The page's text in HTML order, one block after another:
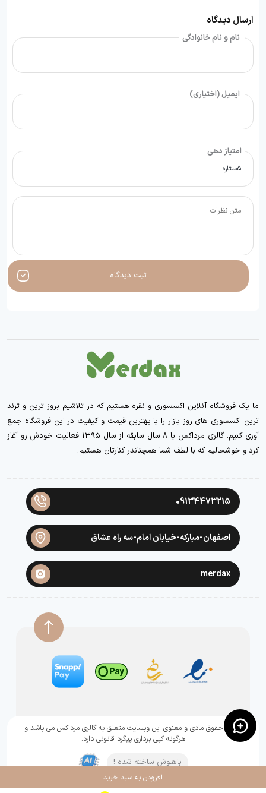
ارسال دیدگاه
نام و نام خانوادگی
ایمیل (اختیاری)
امتیاز دهی
ثبت دیدگاه
ما یک فروشگاه آنلاین اکسسوری و نقره هستیم که در تلاشیم بروز ترین و ترند
ترین اکسسوری های روز بازار را با بهترین قیمت و کیفیت در این فروشگاه جمع
آوری کنیم. گالری مرداکس با ۸ سال سابقه از سال ۱۳۹۵ فعالیت خودش رو آغاز
کرد و خوشحالیم که با لطف شما همچناندر کنارتان هستیم.
09134473215
اصفهان-مبارکه-خیابان امام-سه راه عشاق
merdax
تمامی حقوق مادی و معنوی این وبسایت متعلق به گالری مرداکس می باشد و
هرگونه کپی برداری پیگرد قانونی دارد.
باهـوش ساخته شده !
افزودن به سبد خرید